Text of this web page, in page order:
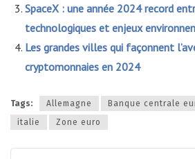
SpaceX : une année 2024 record
technologiques et enjeux
Les grandes villes qui façonnent
cryptomonnaies en 2024
Tags: Allemagne Banque centrale
italie
Zone euro